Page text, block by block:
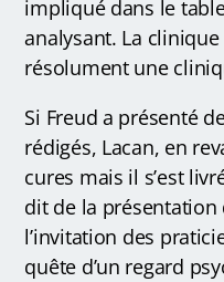
impliqué dans le
analysant. La
résolument une
Si Freud a présenté
rédigés, Lacan, en
cures mais il s’est
dit de la présentation
l’invitation des
quête d’un regard